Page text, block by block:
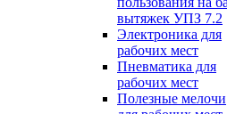
вытяжек УПЗ 7.2
Электроника для
рабочих мест
Пневматика для
рабочих мест
Полезные мелочи